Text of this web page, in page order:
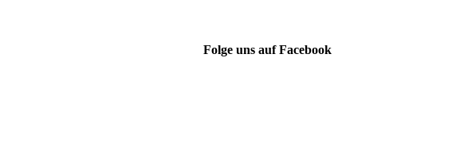
Folge uns auf Facebook